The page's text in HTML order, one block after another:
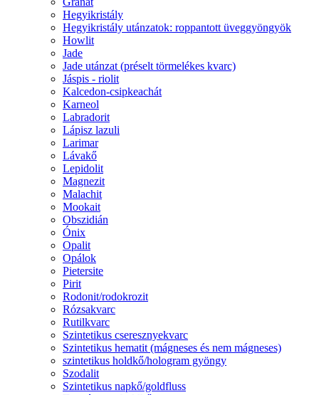
Hegyikristály
Hegyikristály utánzatok: roppantott üveggyöngyök
Howlit
Jade
Jade utánzat (préselt törmelékes kvarc)
Jáspis - riolit
Kalcedon-csipkeachát
Karneol
Labradorit
Lápisz lazuli
Larimar
Lávakő
Lepidolit
Magnezit
Malachit
Mookait
Obszidián
Ónix
Opalit
Opálok
Pietersite
Pirit
Rodonit/rodokrozit
Rózsakvarc
Rutilkvarc
Szintetikus cseresznyekvarc
Szintetikus hematit (mágneses és nem mágneses)
szintetikus holdkő/hologram gyöngy
Szodalit
Szintetikus napkő/goldfluss